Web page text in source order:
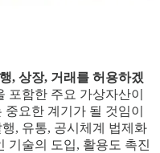
, 상장, 거래를 허용하겠
포함한 주요 가상자산이
요한 계기가 될 것임이
, 유통, 공시체계 법제화
기술의 도입, 활용도 촉진